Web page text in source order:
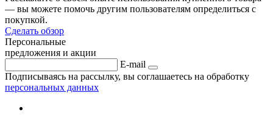
— вы можете помочь другим пользователям определиться с
покупкой.
Сделать обзор
Персональные
предложения и акции
E-mail
Подписываясь на рассылку, вы соглашаетесь на обработку
персональных данных